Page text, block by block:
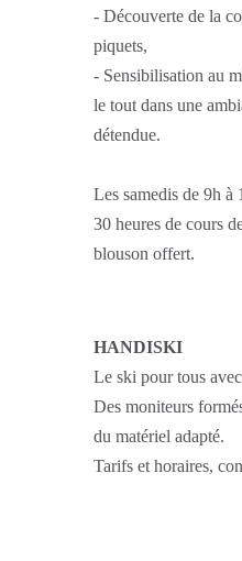
- Découverte de la
piquets,
- Sensibilisation au
le tout dans une
détendue.
Les samedis de 9h à
30 heures de cours
blouson offert.
HANDISKI
Le ski pour tous
Des moniteurs
du matériel adapté.
Tarifs et horaires,